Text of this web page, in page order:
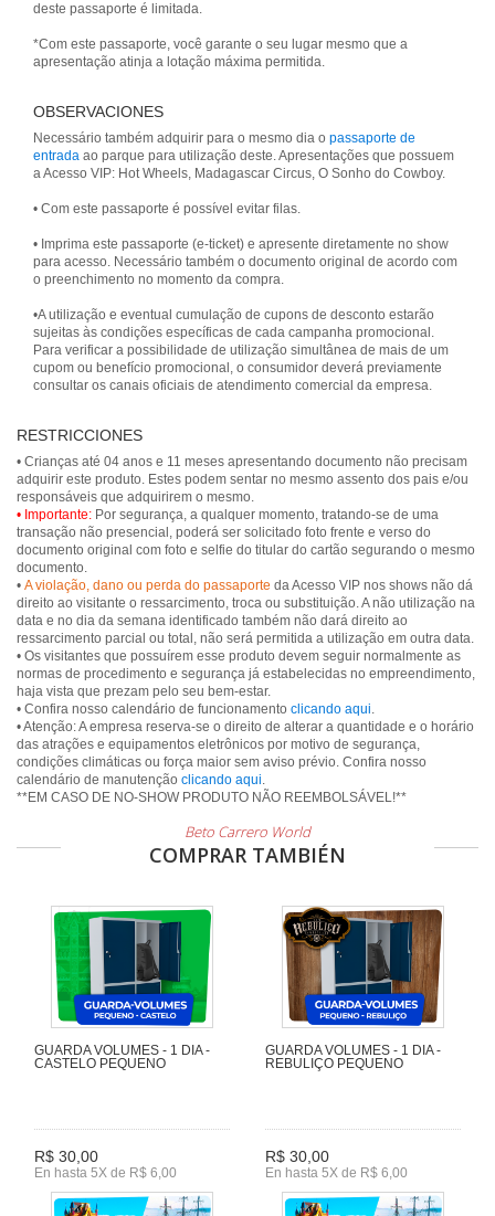
deste passaporte é limitada.
*Com este passaporte, você garante o seu lugar mesmo que a
apresentação atinja a lotação máxima permitida.
OBSERVACIONES
Necessário também adquirir para o mesmo dia o passaporte de
entrada ao parque para utilização deste. Apresentações que possuem
a Acesso VIP: Hot Wheels, Madagascar Circus, O Sonho do Cowboy.
• Com este passaporte é possível evitar filas.
• Imprima este passaporte (e-ticket) e apresente diretamente no show
para acesso. Necessário também o documento original de acordo com
o preenchimento no momento da compra.
•A utilização e eventual cumulação de cupons de desconto estarão
sujeitas às condições específicas de cada campanha promocional.
Para verificar a possibilidade de utilização simultânea de mais de um
cupom ou benefício promocional, o consumidor deverá previamente
RESTRICCIONES
• Crianças até 04 anos e 11 meses apresentando documento não precisam
adquirir este produto. Estes podem sentar no mesmo assento dos pais e/ou
• Importante: Por segurança, a qualquer momento, tratando-se de uma
transação não presencial, poderá ser solicitado foto frente e verso do
documento original com foto e selfie do titular do cartão segurando o mesmo
documento.
• A violação, dano ou perda do passaporte da Acesso VIP nos shows não dá
direito ao visitante o ressarcimento, troca ou substituição. A não utilização na
data e no dia da semana identificado também não dará direito ao
ressarcimento parcial ou total, não será permitida a utilização em outra data.
• Os visitantes que possuírem esse produto devem seguir normalmente as
normas de procedimento e segurança já estabelecidas no empreendimento,
haja vista que prezam pelo seu bem-estar.
• Confira nosso calendário de funcionamento clicando aqui.
• Atenção: A empresa reserva-se o direito de alterar a quantidade e o horário
das atrações e equipamentos eletrônicos por motivo de segurança,
condições climáticas ou força maior sem aviso prévio. Confira nosso
calendário de manutenção clicando aqui.
Beto Carrero World
COMPRAR TAMBIÉN
GUARDA VOLUMES - 1 DIA -
CASTELO PEQUENO
R$ 30,00
En hasta 5X de R$ 6,00
GUARDA VOLUMES - 1 DIA -
REBULIÇO PEQUENO
R$ 30,00
En hasta 5X de R$ 6,00